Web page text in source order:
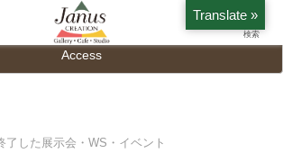
History
Access
了した展示会・WS・イベント
検索
Translate »